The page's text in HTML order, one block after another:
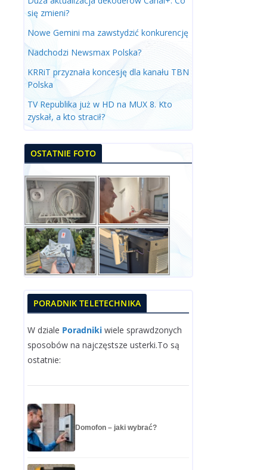
się zmieni?
Nowe Gemini ma zawstydzić konkurencję
Nadchodzi Newsmax Polska?
KRRiT przyznała koncesję dla kanału TBN
Polska
TV Republika już w HD na MUX 8. Kto
zyskał, a kto stracił?
OSTATNIE FOTO
PORADNIK TELETECHNIKA
W dziale Poradniki wiele sprawdzonych
sposobów na najczęstsze usterki.To są
ostatnie:
Domofon – jaki wybrać?